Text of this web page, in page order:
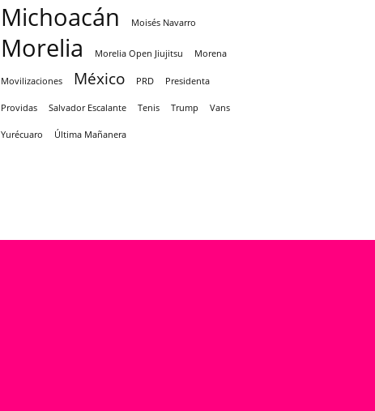
Michoacán Moisés Navarro
Morelia Morelia Open Jiujitsu Morena
Movilizaciones México PRD Presidenta
Providas Salvador Escalante Tenis Trump Vans
Yurécuaro Última Mañanera